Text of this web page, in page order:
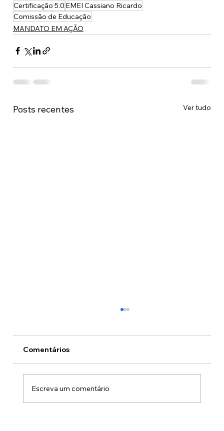
Certificação 5.0 EMEI Cassiano Ricardo
Comissão de Educação
MANDATO EM AÇÃO
Posts recentes Ver tudo
Comentários
Escreva um comentário